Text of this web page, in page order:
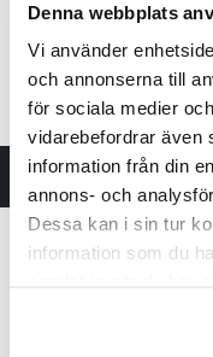
Denna webbplats
Vi använder
och annonserna till
för sociala medier
vidarebefordrar även
information från din
annons- och
Dessa kan i sin tur
information som du
polkuharmoonilla ja
myös Lauri Tähkän
vienyt musisoinnin
Jonna Pirttijoki
ilmaisuvoimainen
tunnetuksi erityisesti
tyylilajista toiseen,
erityisesti tango.
ja valmistunut
lisäksi Jonna toimii
Pirttijoki on palkittu